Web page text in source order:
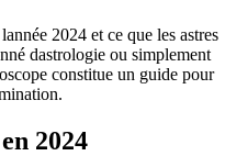
2024 et ce que les astres
dastrologie ou simplement
constitue un guide pour
2024